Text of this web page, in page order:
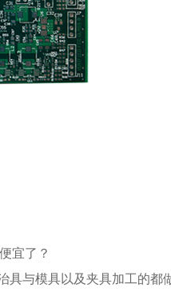
宜了？
具与模具以及夹具加工的